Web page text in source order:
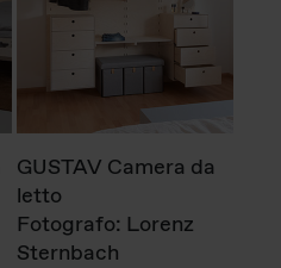
GUSTAV Camera da
letto
Fotografo: Lorenz
Sternbach